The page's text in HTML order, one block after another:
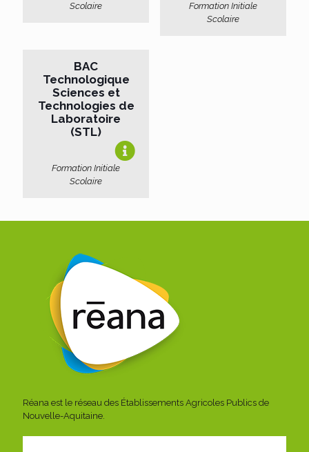
Scolaire
Formation Initiale
Scolaire
BAC
Technologique
Sciences et
Technologies de
Laboratoire
(STL)
Formation Initiale
Scolaire
Réana est le réseau des Établissements Agricoles Publics de
Nouvelle-Aquitaine.